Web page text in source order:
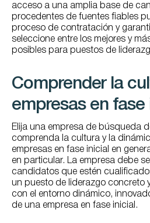
acceso a una amplia base de
procedentes de fuentes fiables
proceso de contratación y
seleccione entre los mejores y
posibles para puestos de
Comprender la
empresas en fase
Elija una empresa de búsqueda
comprenda la cultura y la
empresas en fase inicial en
en particular. La empresa debe
candidatos que estén
un puesto de liderazgo concreto
con el entorno dinámico,
de una empresa en fase inicial.